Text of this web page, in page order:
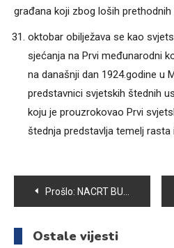
građana koji zbog loših prethodnih
oktobar obilježava se kao
sjećanja na Prvi međunarodni
na današnji dan 1924.godine u
predstavnici svjetskih štednih
koju je prouzrokovao Prvi
štednja predstavlja temelj rasta
Navigacija
članaka
Prošlo: NACRT BUDŽETA OPĆINE VOGOŠĆA ZA 2018. GODINU USVOJEN JE U IZNOSU OD 9 710 000 KM
Ostale vijesti